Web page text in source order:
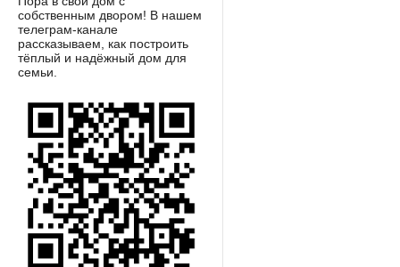
собственным двором! В нашем
телеграм-канале
рассказываем, как построить
тёплый и надёжный дом для
семьи.